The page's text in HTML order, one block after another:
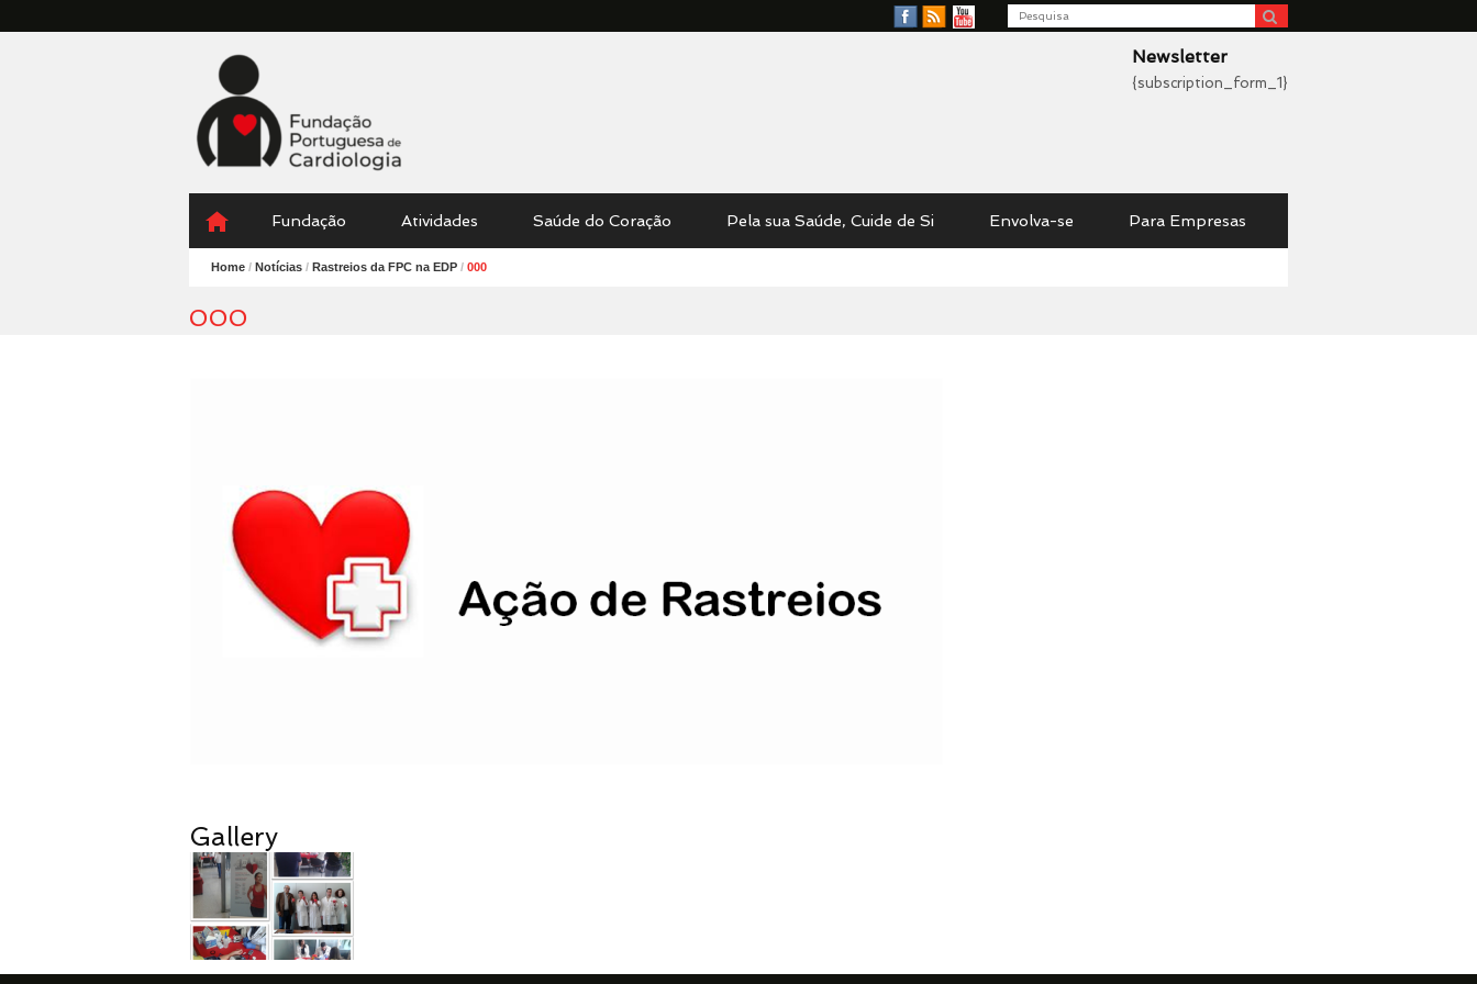
Facebook
RSS
YouTube
Search
Fundação
Portuguesa
Cardiologia
Newsletter
{subscription_form_1}
Menu
content
Fundação Atividades Saúde do Coração Pela sua Saúde, Cuide de Si Envolva-se Para Empresas
Home / Notícias / Rastreios da FPC na EDP / 000
000
Gallery